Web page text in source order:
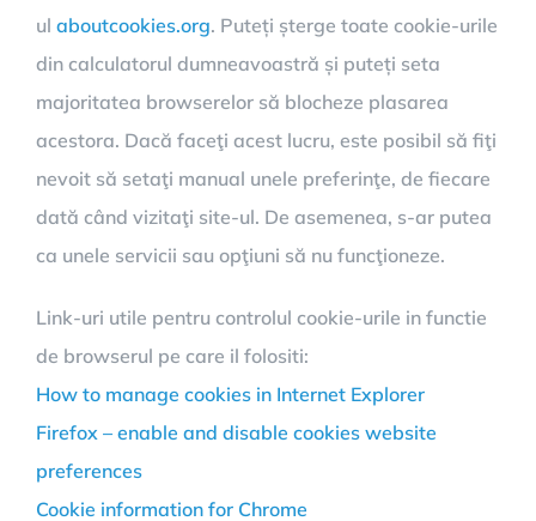
ul aboutcookies.org. Puteți șterge toate cookie-urile
din calculatorul dumneavoastră și puteți seta
majoritatea browserelor să blocheze plasarea
acestora. Dacă faceţi acest lucru, este posibil să fiţi
nevoit să setaţi manual unele preferinţe, de fiecare
dată când vizitaţi site-ul. De asemenea, s-ar putea
ca unele servicii sau opţiuni să nu funcţioneze.
Link-uri utile pentru controlul cookie-urile in functie
de browserul pe care il folositi:
How to manage cookies in Internet Explorer
Firefox – enable and disable cookies website
preferences
Cookie information for Chrome